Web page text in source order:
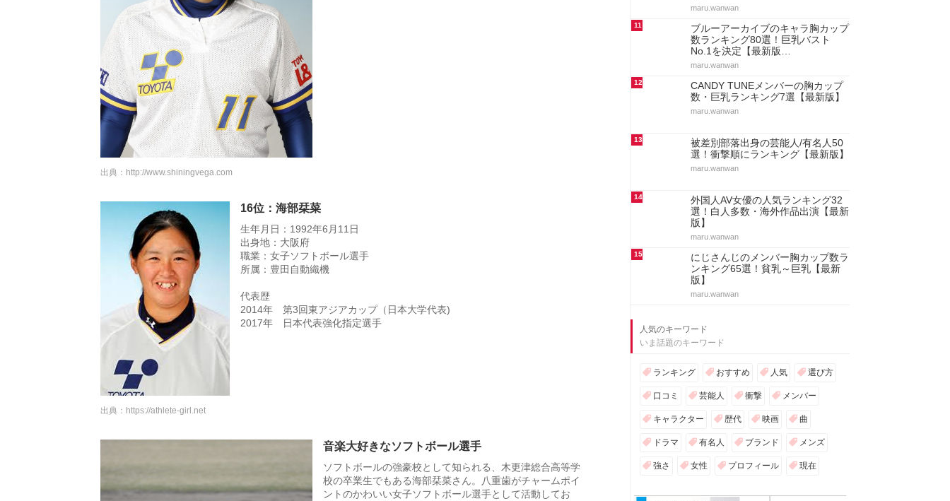
出典： http://www.shiningvega.com
16位：海部栞菜
生年月日：1992年6月11日
出身地：大阪府
職業：女子ソフトボール選手
所属：豊田自動織機
代表歴
2014年 第3回東アジアカップ（日本大学代表)
2017年 日本代表強化指定選手
出典： https://athlete-girl.net
音楽大好きなソフトボール選手
ソフトボールの強豪校として知られる、木更津総合高等学
校の卒業生でもある海部栞菜さん。八重歯がチャームポイ
ントのかわいい女子ソフトボール選手として活動してお
maru.wanwan
11
ブルーアーカイブのキャラ胸カップ
数ランキング80選！巨乳バスト
No.1を決定【最新版…
maru.wanwan
12
CANDY TUNEメンバーの胸カップ
数・巨乳ランキング7選【最新版】
maru.wanwan
13
被差別部落出身の芸能人/有名人50
選！衝撃順にランキング【最新版】
maru.wanwan
14
外国人AV女優の人気ランキング32
選！白人多数・海外作品出演【最新
版】
maru.wanwan
15
にじさんじのメンバー胸カップ数ラ
ンキング65選！貧乳～巨乳【最新
版】
maru.wanwan
人気のキーワード
いま話題のキーワード
ランキング おすすめ 人気 選び方
口コミ 芸能人 衝撃 メンバー
キャラクター 歴代 映画 曲
ドラマ 有名人 ブランド メンズ
強さ 女性 プロフィール 現在